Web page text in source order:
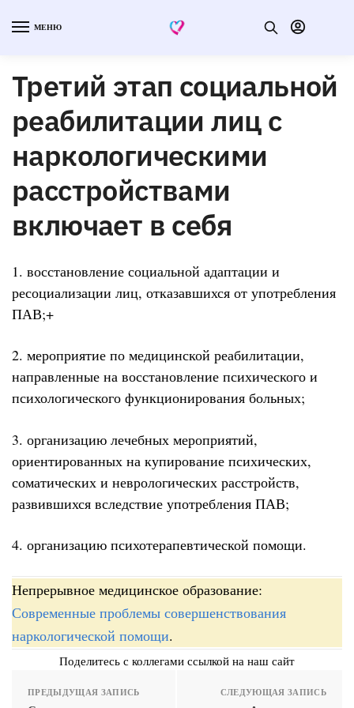
МЕНЮ
Третий этап социальной
реабилитации лиц с
наркологическими
расстройствами
включает в себя
1. восстановление социальной адаптации и
ресоциализации лиц, отказавшихся от употребления
ПАВ;+
2. мероприятие по медицинской реабилитации,
направленные на восстановление психического и
психологического функционирования больных;
3. организацию лечебных мероприятий,
ориентированных на купирование психических,
соматических и неврологических расстройств,
развившихся вследствие употребления ПАВ;
4. организацию психотерапевтической помощи.
Непрерывное медицинское образование:
Современные проблемы совершенствования
наркологической помощи.
Поделитесь с коллегами ссылкой на наш сайт
ПРЕДЫДУЩАЯ ЗАПИСЬ СЛЕДУЮЩАЯ ЗАПИСЬ